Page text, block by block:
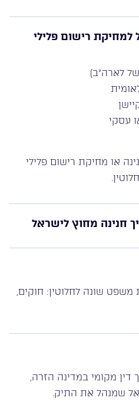
למחיקת רישום פלילי
לארה”ב)
עסקי
או מחיקת רישום פלילי
חנינה מחוץ לישראל
שונה לחלוטין: חוקים,
דין מקומי במדינה הזרה,
שמנהל את התיק.